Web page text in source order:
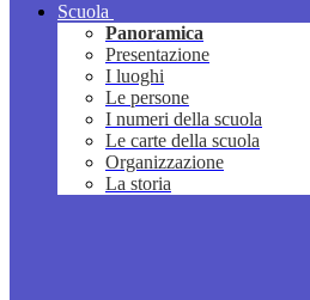
Scuola
Panoramica
Presentazione
I luoghi
Le persone
I numeri della scuola
Le carte della scuola
Organizzazione
La storia